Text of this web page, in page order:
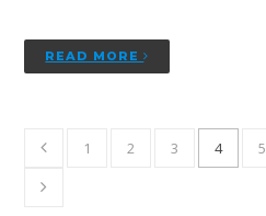
READ MORE
1 2 3 4 5